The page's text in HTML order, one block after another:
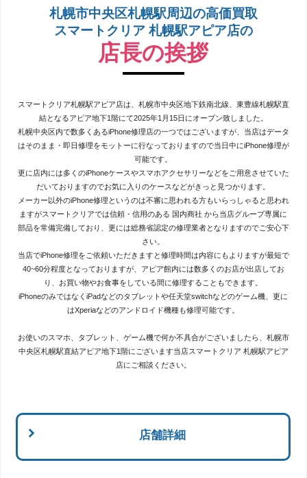
札幌市中央区札幌駅周辺の高価買取
スマートクリア 札幌駅アピア店の
店長の挨拶
スマートクリア札幌駅アピア店は、札幌市中央区地下鉄南北線、東豊線札幌駅直
結となるアピア地下1階にて2025年1月15日にオープン致しました。
札幌中央区内で数多くあるiPhone修理店の一つではございますが、当店はデータ
はそのまま・即日修理をモットーに行なっておりますので当日中にiPhone修理が
可能です。
更に店内には多くのiPhoneケースやスマホアクセサリーなどをご用意させていた
だいておりますのでお気に入りのケースなどがきっと見つかります。
メーカー以外のiPhone修理というのは不審に思われる方もいらっしゃると思われ
ますがスマートクリアでは信頼・信用のある 国内商社 から当店グループ専属に
部品を常備完備しており、更には総務省認定の修理業者となりますのでご安心下
さい。
当店でiPhone修理をご依頼いただきますと修理時間は内容にもよりますが最短で
40~60分程度となっておりますが、アピア館内には数多くのお店が出店してお
り、お買い物やお食事をしている間に修理することもできます。
iPhoneのみではなくiPadなどのタブレットや任天堂switchなどのゲーム機、更に
はXperiaなどのアンドロイド機種も修理可能です。
お使いのスマホ、タブレット、ゲーム機で何か不具合がございましたら、札幌市
中央区札幌駅直結アピア地下1階にございます当店スマートクリア 札幌駅アピア
店にご相談ください。
店舗詳細